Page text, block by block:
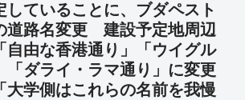
していることに、ブダペスト
道路名変更 建設予定地周辺
自由な香港通り」「ウイグル
「ダライ・ラマ通り」に変更
学側はこれらの名前を我慢